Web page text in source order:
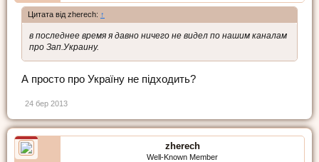
Цитата від zherech: ↑
в последнее время я давно ничего не видел по нашим каналам
про Зап.Украину.
А просто про Україну не підходить?
24 бер 2013
zherech
Well-Known Member